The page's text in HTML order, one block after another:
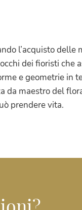
l’acquisto delle
dei fioristi che
e geometrie in
da maestro del
prendere vita.